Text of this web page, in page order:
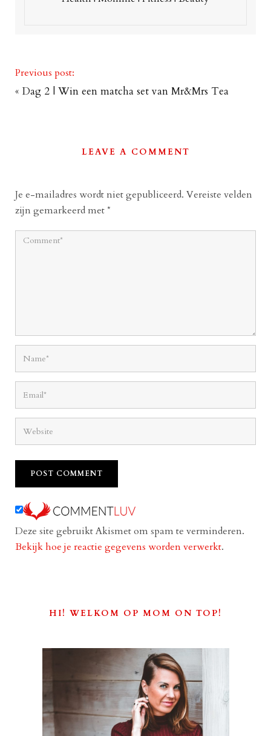
Previous post:
« Dag 2 | Win een matcha set van Mr&Mrs Tea
LEAVE A COMMENT
Je e-mailadres wordt niet gepubliceerd. Vereiste velden
zijn gemarkeerd met*
Deze site gebruikt Akismet om spam te verminderen.
Bekijk hoe je reactie gegevens worden verwerkt.
HI! WELKOM OP MOM ON TOP!